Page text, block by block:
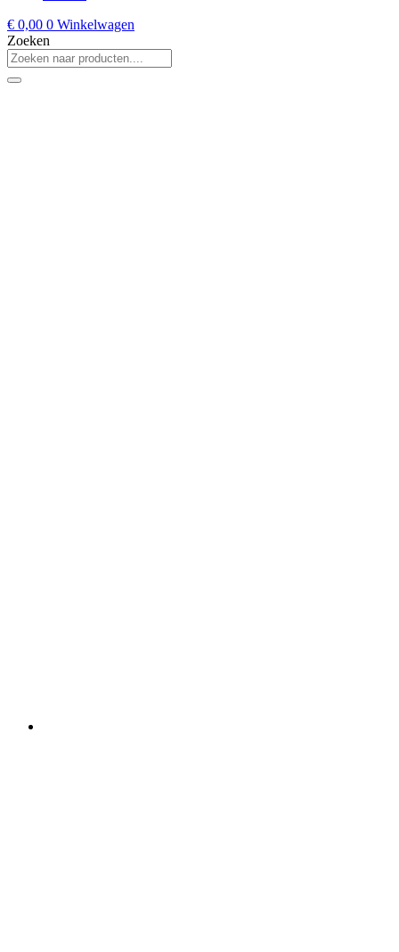
€ 0,00 0 Winkelwagen
Zoeken